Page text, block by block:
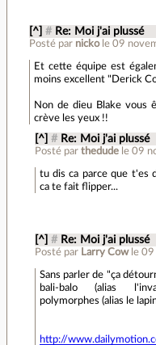
[^] # Re: Moi j'ai plussé
Posté par nicko le 09
Et cette équipe est
moins excellent "Derick
Non de dieu Blake vous
crève les yeux !!
[^] # Re: Moi j'ai plussé
Posté par thedude le 09
tu dis ca parce que t'es
ca te fait flipper...
[^] # Re: Moi j'ai plussé
Posté par Larry Cow le
Sans parler de "ça
bali-balo (alias
polymorphes (alias le
http://